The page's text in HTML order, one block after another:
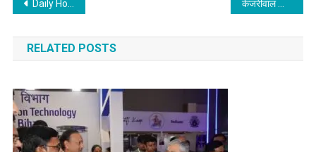
navigation
Daily Horoscope : क्या कहते है आज आपके सितारे, कैसा रहेगा आज का दिन, जानिए….. केजरीवाल की रिहाई के बाद तेजस्वी यादव का बड़ा बयान, दिल्ली चुनाव के लिए क्या कहा पढ़िये!
RELATED POSTS